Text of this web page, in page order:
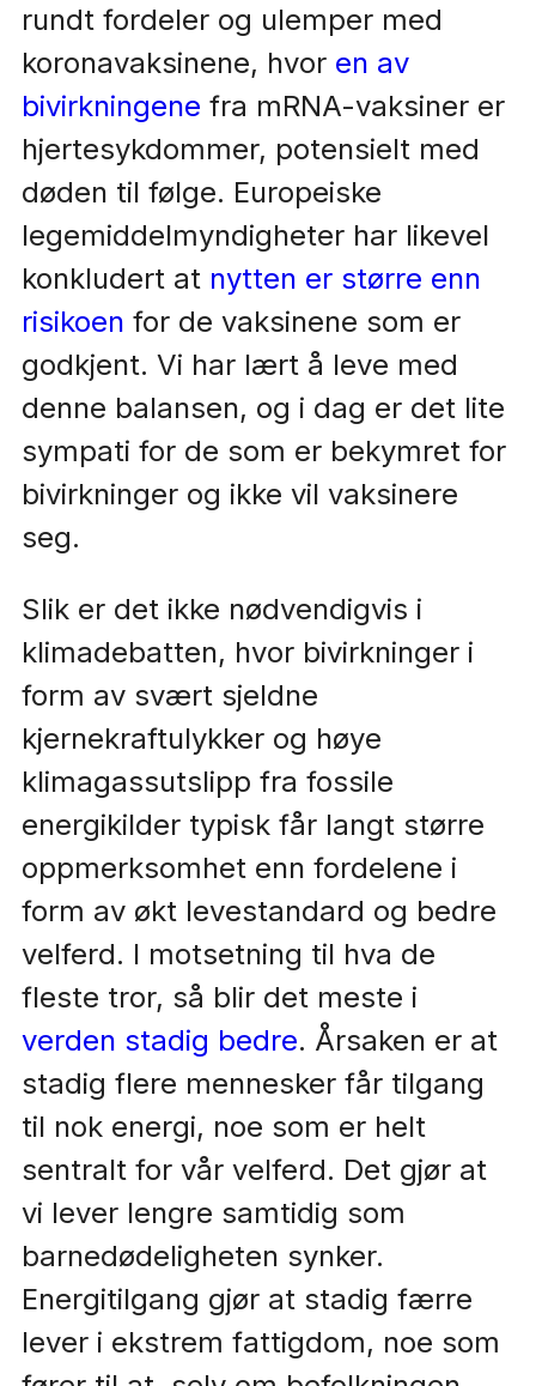
rundt fordeler og ulemper med
koronavaksinene, hvor en av
bivirkningene fra mRNA-vaksiner er
hjertesykdommer, potensielt med
døden til følge. Europeiske
legemiddelmyndigheter har likevel
konkludert at nytten er større enn
risikoen for de vaksinene som er
godkjent. Vi har lært å leve med
denne balansen, og i dag er det lite
sympati for de som er bekymret for
bivirkninger og ikke vil vaksinere
seg.
Slik er det ikke nødvendigvis i
klimadebatten, hvor bivirkninger i
form av svært sjeldne
kjernekraftulykker og høye
klimagassutslipp fra fossile
energikilder typisk får langt større
oppmerksomhet enn fordelene i
form av økt levestandard og bedre
velferd. I motsetning til hva de
fleste tror, så blir det meste i
verden stadig bedre. Årsaken er at
stadig flere mennesker får tilgang
til nok energi, noe som er helt
sentralt for vår velferd. Det gjør at
vi lever lengre samtidig som
barnedødeligheten synker.
Energitilgang gjør at stadig færre
lever i ekstrem fattigdom, noe som